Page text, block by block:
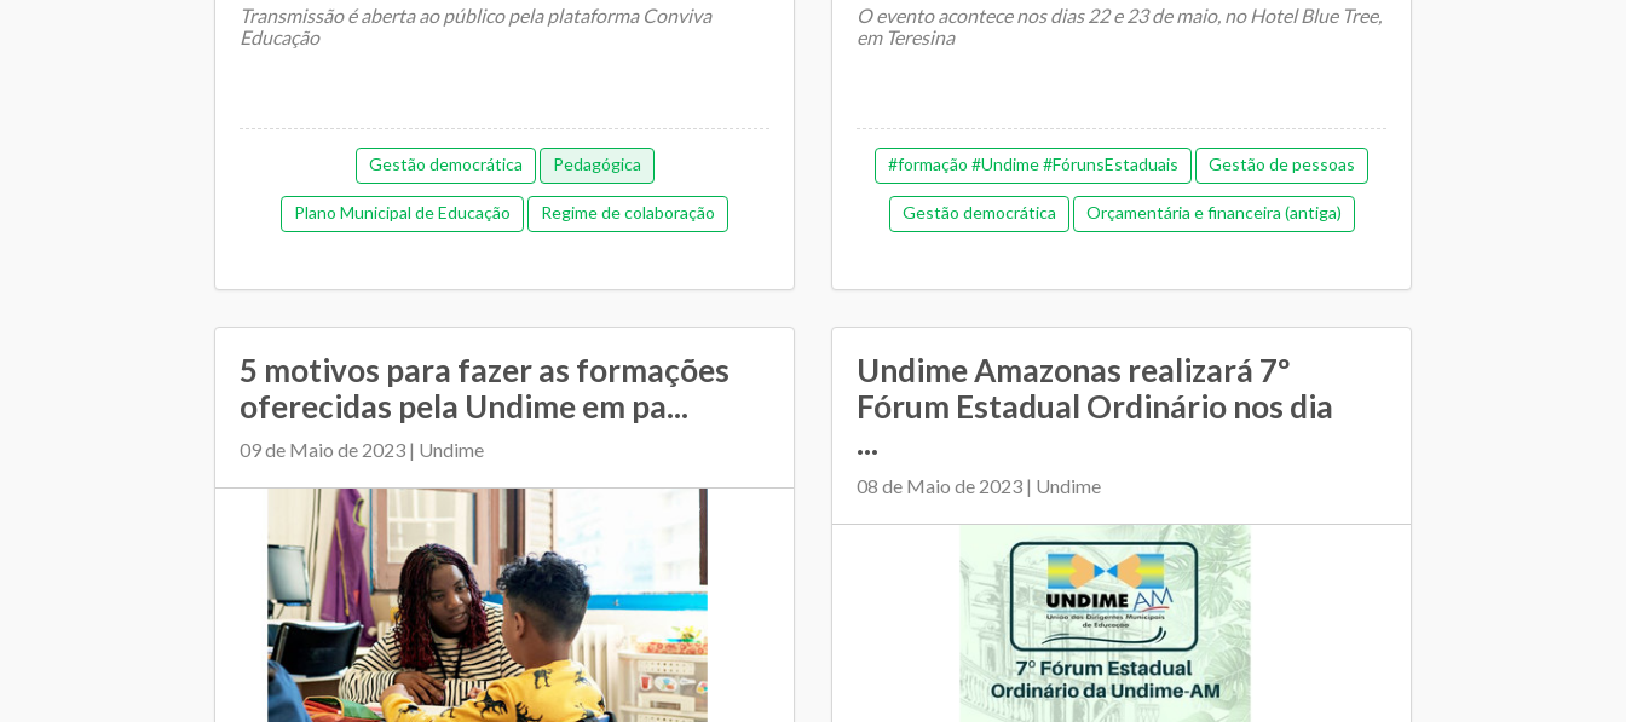
Transmissão é aberta ao público pela plataforma Conviva
Educação
A Undime, por meio doGestão democrática Pedagógica
Plano Municipal de Educação Regime de colaboração
O evento acontece nos dias 22 e 23 de maio, no Hotel Blue Tree,
em Teresina
Com o tema “Construindo a Gestão para a Educação Municipa...
#formação #Undime #FórunsEstaduais Gestão de pessoas
Gestão democrática Orçamentária e financeira (antiga)
5 motivos para fazer as formações
oferecidas pela Undime em pa...
09 de Maio de 2023 | Undime
Undime Amazonas realizará 7º
Fórum Estadual Ordinário nos dia
...
08 de Maio de 2023 | Undime